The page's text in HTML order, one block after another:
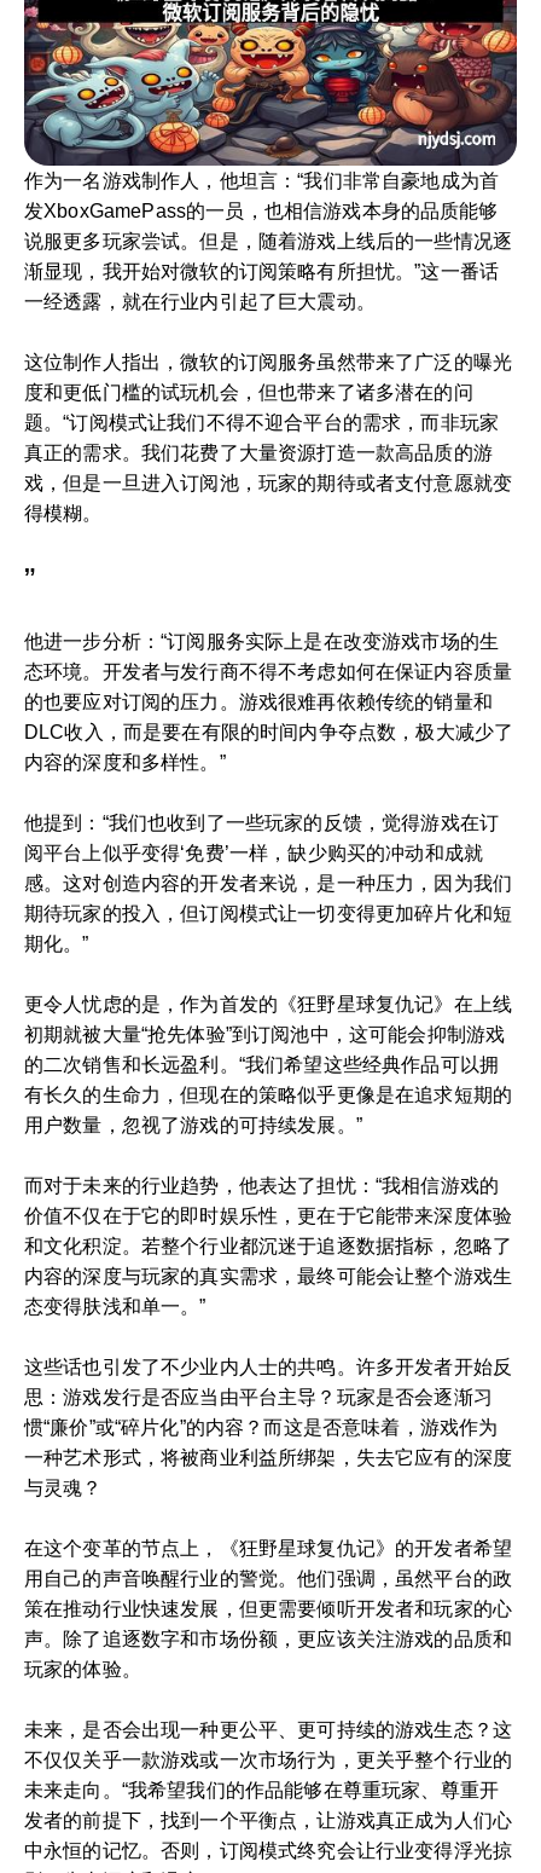
作为一名游戏制作人，他坦言：“我们非常自豪地成为首
发XboxGamePass的一员，也相信游戏本身的品质能够
说服更多玩家尝试。但是，随着游戏上线后的一些情况逐
渐显现，我开始对微软的订阅策略有所担忧。”这一番话
一经透露，就在行业内引起了巨大震动。
这位制作人指出，微软的订阅服务虽然带来了广泛的曝光
度和更低门槛的试玩机会，但也带来了诸多潜在的问
题。“订阅模式让我们不得不迎合平台的需求，而非玩家
真正的需求。我们花费了大量资源打造一款高品质的游
戏，但是一旦进入订阅池，玩家的期待或者支付意愿就变
得模糊。
”
他进一步分析：“订阅服务实际上是在改变游戏市场的生
态环境。开发者与发行商不得不考虑如何在保证内容质量
的也要应对订阅的压力。游戏很难再依赖传统的销量和
DLC收入，而是要在有限的时间内争夺点数，极大减少了
内容的深度和多样性。”
他提到：“我们也收到了一些玩家的反馈，觉得游戏在订
阅平台上似乎变得‘免费’一样，缺少购买的冲动和成就
感。这对创造内容的开发者来说，是一种压力，因为我们
期待玩家的投入，但订阅模式让一切变得更加碎片化和短
期化。”
更令人忧虑的是，作为首发的《狂野星球复仇记》在上线
初期就被大量“抢先体验”到订阅池中，这可能会抑制游戏
的二次销售和长远盈利。“我们希望这些经典作品可以拥
有长久的生命力，但现在的策略似乎更像是在追求短期的
用户数量，忽视了游戏的可持续发展。”
而对于未来的行业趋势，他表达了担忧：“我相信游戏的
价值不仅在于它的即时娱乐性，更在于它能带来深度体验
和文化积淀。若整个行业都沉迷于追逐数据指标，忽略了
内容的深度与玩家的真实需求，最终可能会让整个游戏生
态变得肤浅和单一。”
这些话也引发了不少业内人士的共鸣。许多开发者开始反
思：游戏发行是否应当由平台主导？玩家是否会逐渐习
惯“廉价”或“碎片化”的内容？而这是否意味着，游戏作为
一种艺术形式，将被商业利益所绑架，失去它应有的深度
与灵魂？
在这个变革的节点上，《狂野星球复仇记》的开发者希望
用自己的声音唤醒行业的警觉。他们强调，虽然平台的政
策在推动行业快速发展，但更需要倾听开发者和玩家的心
声。除了追逐数字和市场份额，更应该关注游戏的品质和
玩家的体验。
未来，是否会出现一种更公平、更可持续的游戏生态？这
不仅仅关乎一款游戏或一次市场行为，更关乎整个行业的
未来走向。“我希望我们的作品能够在尊重玩家、尊重开
发者的前提下，找到一个平衡点，让游戏真正成为人们心
中永恒的记忆。否则，订阅模式终究会让行业变得浮光掠